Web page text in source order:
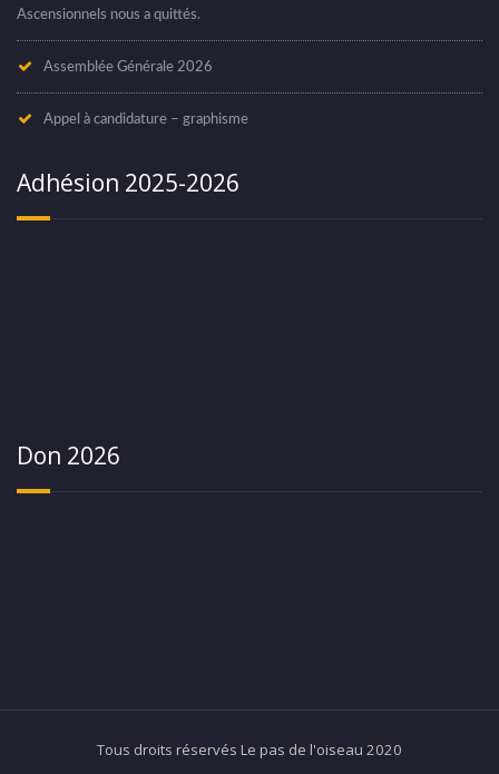
Ascensionnels nous a quittés.
Assemblée Générale 2026
Appel à candidature – graphisme
Adhésion 2025-2026
Don 2026
Tous droits réservés Le pas de l'oiseau 2020